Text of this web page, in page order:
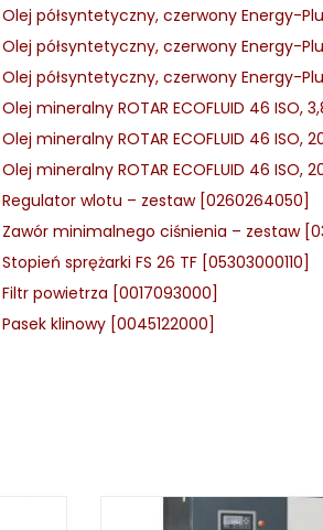
Olej półsyntetyczny, czerwony Energy-
Olej półsyntetyczny, czerwony Energy-
Olej półsyntetyczny, czerwony Energy-
Olej mineralny ROTAR ECOFLUID 46 ISO,
Olej mineralny ROTAR ECOFLUID 46 ISO,
Olej mineralny ROTAR ECOFLUID 46 ISO,
Regulator wlotu – zestaw [0260264050]
Zawór minimalnego ciśnienia – zestaw
Stopień sprężarki FS 26 TF [05303000110]
Filtr powietrza [0017093000]
Pasek klinowy [0045122000]